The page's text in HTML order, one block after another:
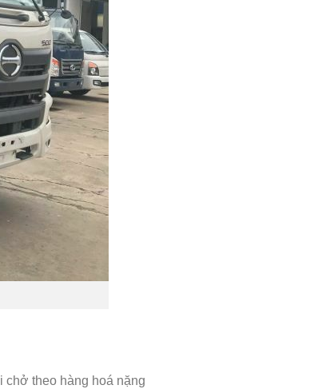
theo hàng hoá nặng